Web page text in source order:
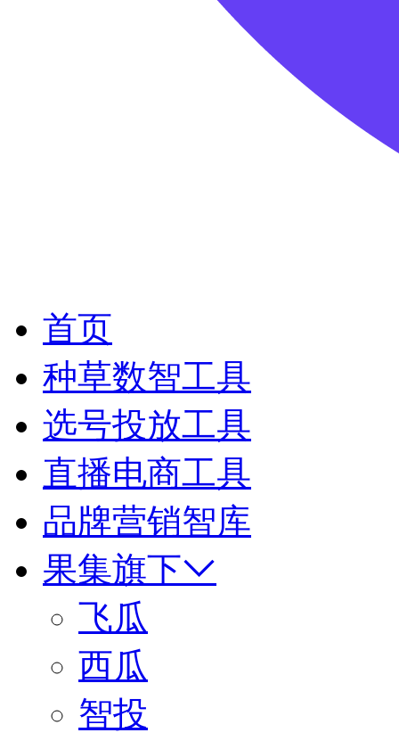
首页
种草数智工具
选号投放工具
直播电商工具
品牌营销智库
果集旗下
飞瓜
西瓜
智投